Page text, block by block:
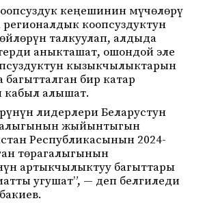
кеңешинин мүчөлөрү
коопсуздуктун
талкуулап, алдыда
аныкташат, ошондой эле
кызыкчылыктарын
бир катар
кабыл алышат.
лидерлери Беларустун
жыйынтыгын
Республикасынын 2024-
төрагалыгынын
артыкчылыктуу багыттары
угушат”, — деп белгиледи